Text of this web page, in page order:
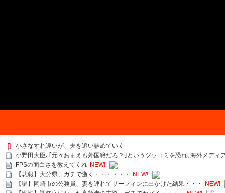
小さなすれ違いが、夫を追い詰めていく
小野田大臣､｢元々おまえも外国籍だろ？｣というツッコミを恐れ､海外メディ
FPSの面白さを教えてくれ NEW!
【悲報】大分県、ガチで逝く・・・・・・
NEW!
【謎】岡崎市の公務員、妻を連れてサーフィンに出かけた結果・・・
NEW!